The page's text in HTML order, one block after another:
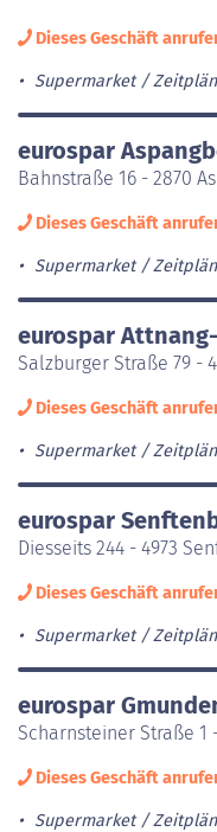
Dieses Geschäft
Supermarket
eurospar
Bahnstraße 16 - 2870
Dieses Geschäft
Supermarket
eurospar
Salzburger Straße 79 -
Dieses Geschäft
Supermarket
eurospar
Diesseits 244 - 4973
Dieses Geschäft
Supermarket
eurospar
Scharnsteiner Straße 1
Dieses Geschäft
Supermarket